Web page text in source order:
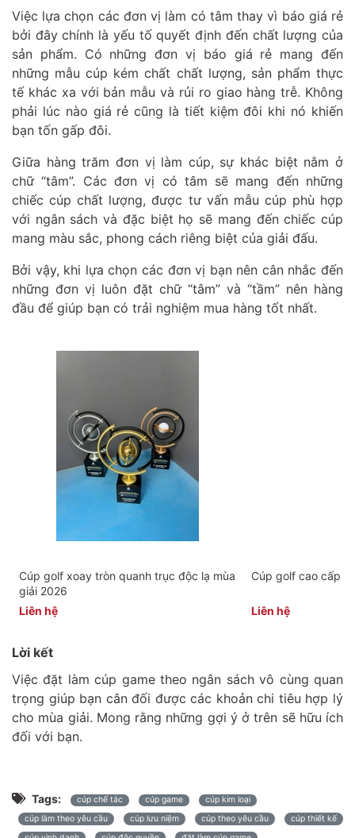
Việc lựa chọn các đơn vị làm có tâm thay vì báo giá rẻ
bởi đây chính là yếu tố quyết định đến chất lượng của
sản phẩm. Có những đơn vị báo giá rẻ mang đến
những mẫu cúp kém chất chất lượng, sản phẩm thực
tế khác xa với bản mẫu và rủi ro giao hàng trễ. Không
phải lúc nào giá rẻ cũng là tiết kiệm đôi khi nó khiến
bạn tốn gấp đôi.
Giữa hàng trăm đơn vị làm cúp, sự khác biệt nằm ở
chữ “tâm”. Các đơn vị có tâm sẽ mang đến những
chiếc cúp chất lượng, được tư vấn mẫu cúp phù hợp
với ngân sách và đặc biệt họ sẽ mang đến chiếc cúp
mang màu sắc, phong cách riêng biệt của giải đấu.
Bởi vậy, khi lựa chọn các đơn vị bạn nên cân nhắc đến
những đơn vị luôn đặt chữ “tâm” và “tầm” nên hàng
đầu để giúp bạn có trải nghiệm mua hàng tốt nhất.
Cúp golf xoay tròn quanh trục độc lạ mùa
giải 2026
Liên hệ
Cúp golf cao cấp
Liên hệ
Lời kết
Việc đặt làm cúp game theo ngân sách vô cùng quan
trọng giúp bạn cân đối được các khoản chi tiêu hợp lý
cho mùa giải. Mong rằng những gợi ý ở trên sẽ hữu ích
đối với bạn.
Tags: cúp chế tác cúp game
cúp kim loại
cúp làm theo yêu cầu
cúp lưu niệm cúp theo yêu cầu
cúp thiết kế